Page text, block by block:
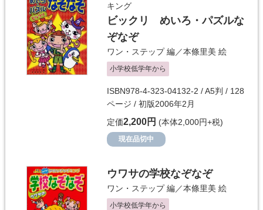
キング
ビックリ めいろ・パズルな
ぞなぞ
ワン・ステップ編／本條里美 絵
小学校低学年から
ISBN978-4-323-04132-2 / A5判 / 128
ページ / 初版2006年2月
定価2,200円 (本体2,000円+税)
現在品切中
ウワサの学校なぞなぞ
ワン・ステップ編／本條里美 絵
小学校低学年から